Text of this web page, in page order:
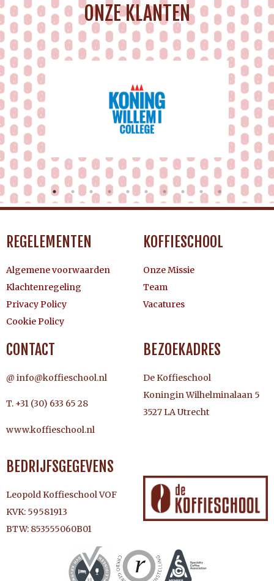
ONZE KLANTEN
REGELEMENTEN
Algemene voorwaarden
Klachtenregeling
Privacy Policy
Cookie Policy
KOFFIESCHOOL
Onze Missie
Team
Vacatures
CONTACT
@ info@koffieschool.nl
T. +31 (30) 633 65 28
www.koffieschool.nl
BEZOEKADRES
De Koffieschool
Koningin Wilhelminalaan 5
3527 LA Utrecht
BEDRIJFSGEGEVENS
Leopold Koffieschool VOF
KVK: 59581913
BTW: 853555060B01